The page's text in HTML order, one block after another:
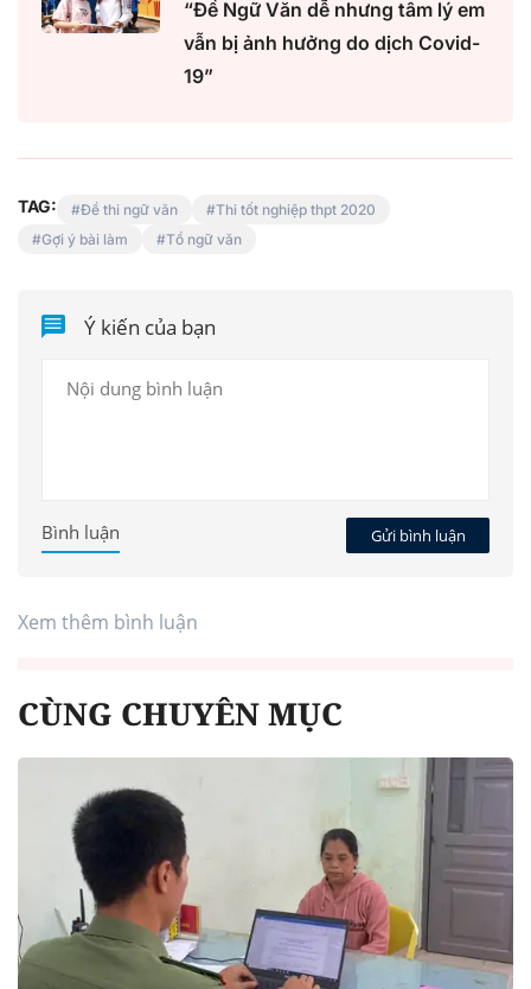
“Đề Ngữ Văn dễ nhưng tâm lý em
vẫn bị ảnh hưởng do dịch Covid-
19”
TAG: Đề thi ngữ văn
Thi tốt nghiệp thpt 2020
Gợi ý bài làm
Tổ ngữ văn
Ý kiến của bạn
Gửi bình luận
Bình luận
Xem thêm bình luận
CÙNG CHUYÊN MỤC